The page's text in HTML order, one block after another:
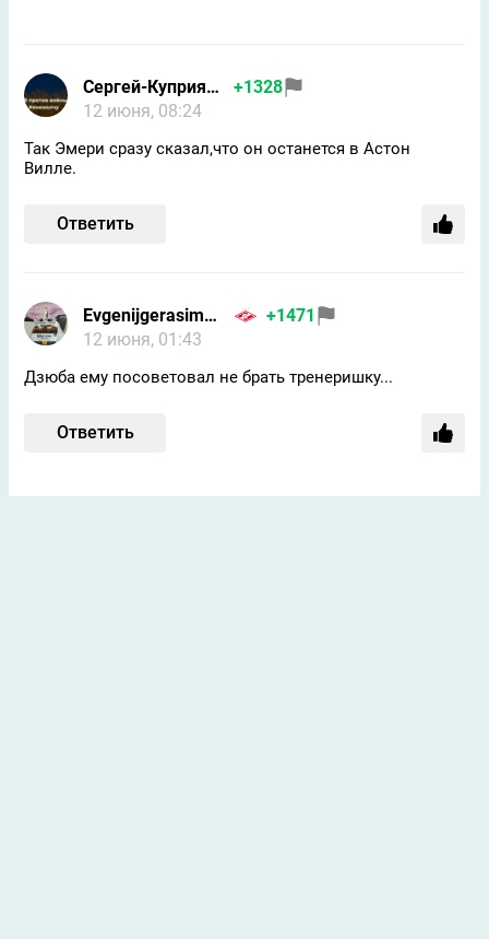
Сергей-Куприянов-vkontakt
+1328
12 июня, 08:24
Так Эмери сразу сказал,что он останется в Астон
Вилле.
Ответить
Evgenijgerasimov607@gmail
+1471
12 июня, 01:43
Дзюба ему посоветовал не брать тренеришку...
Ответить